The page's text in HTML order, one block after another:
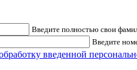
Введите полностью свои
Введите
введенной